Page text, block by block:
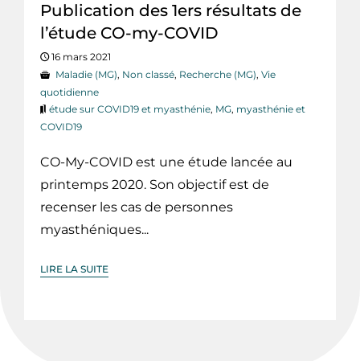
Publication des 1ers résultats de
l’étude CO-my-COVID
16 mars 2021
Maladie (MG), Non classé, Recherche (MG), Vie
quotidienne
étude sur COVID19 et myasthénie, MG, myasthénie et
COVID19
CO-My-COVID est une étude lancée au
printemps 2020. Son objectif est de
recenser les cas de personnes
myasthéniques...
LIRE LA SUITE